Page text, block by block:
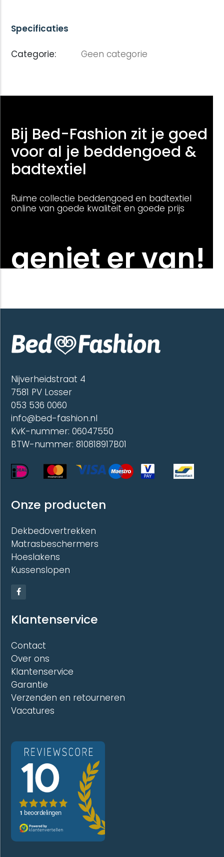
Specificaties
Categorie: Geen categorie
Bij Bed-Fashion zit je goed
voor al je beddengoed &
badtextiel
Ruime collectie beddengoed en badtextiel
online van goede kwaliteit en goede prijs
geniet er van!
Nijverheidstraat 4
7581 PV Losser
053 536 0060
info@bed-fashion.nl
KvK-nummer: 06047550
BTW-nummer: 810818917B01
Onze producten
Dekbedovertrekken
Matrasbeschermers
Hoeslakens
Kussenslopen
Klantenservice
Contact
Over ons
Klantenservice
Garantie
Verzenden en retourneren
Vacatures